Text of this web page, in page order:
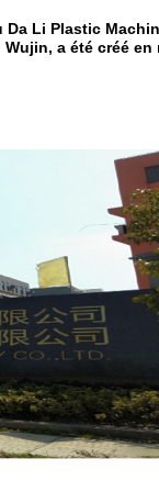
Li Plastic
a été créé en